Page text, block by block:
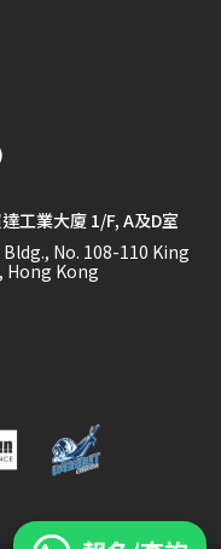
工業大廈 1/F, A及D室
No. 108-110 King
Hong Kong